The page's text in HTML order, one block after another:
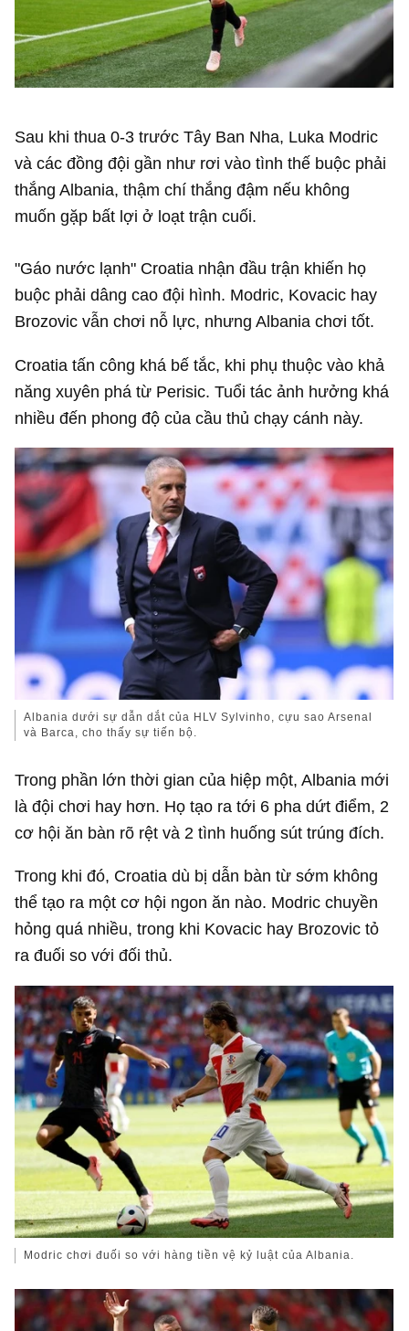
Sau khi thua 0-3 trước Tây Ban Nha, Luka Modric
và các đồng đội gần như rơi vào tình thế buộc phải
thắng Albania, thậm chí thắng đậm nếu không
muốn gặp bất lợi ở loạt trận cuối.
"Gáo nước lạnh" Croatia nhận đầu trận khiến họ
buộc phải dâng cao đội hình. Modric, Kovacic hay
Brozovic vẫn chơi nỗ lực, nhưng Albania chơi tốt.
Croatia tấn công khá bế tắc, khi phụ thuộc vào khả
năng xuyên phá từ Perisic. Tuổi tác ảnh hưởng khá
nhiều đến phong độ của cầu thủ chạy cánh này.
Albania dưới sự dẫn dắt của HLV Sylvinho, cựu sao Arsenal
và Barca, cho thấy sự tiến bộ.
Trong phần lớn thời gian của hiệp một, Albania mới
là đội chơi hay hơn. Họ tạo ra tới 6 pha dứt điểm, 2
cơ hội ăn bàn rõ rệt và 2 tình huống sút trúng đích.
Trong khi đó, Croatia dù bị dẫn bàn từ sớm không
thể tạo ra một cơ hội ngon ăn nào. Modric chuyền
hỏng quá nhiều, trong khi Kovacic hay Brozovic tỏ
ra đuối so với đối thủ.
Modric chơi đuối so với hàng tiền vệ kỷ luật của Albania.